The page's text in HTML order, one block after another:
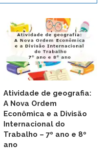
Atividade de geografia:
A Nova Ordem
Econômica e a Divisão
Internacional do
Trabalho – 7º ano e 8º
ano